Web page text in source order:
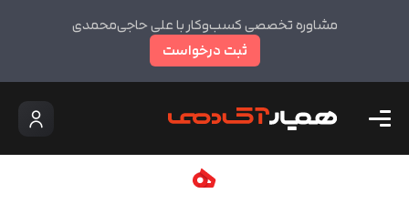
مشاوره تخصصی کسب‌وکار با علی حاجی‌محمدی
ثبت درخواست